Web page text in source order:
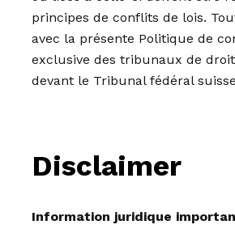
principes de conflits de lois.
avec la présente Politique de
exclusive des tribunaux de
devant le Tribunal fédéral
Disclaimer
Information juridique